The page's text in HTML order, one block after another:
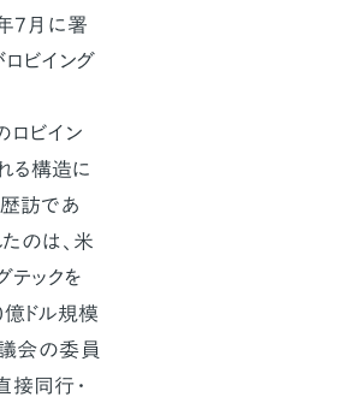
7月に署
ビイング
ロビイン
る構造に
訪であ
のは、米
テックを
ドル規模
議会の委員
接同行・